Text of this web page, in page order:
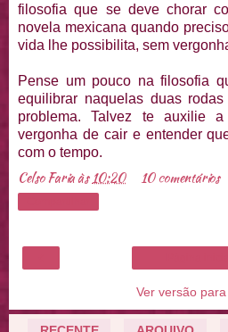
filosofia que se deve chorar
novela mexicana quando
vida lhe possibilita, sem
Pense um pouco na filosofia
equilibrar naquelas duas
problema. Talvez te auxilie
vergonha de cair e entender
com o tempo.
Celso Fariaàs 10:20 10 comentários
Ver versão